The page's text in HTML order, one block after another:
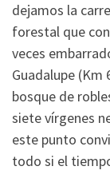
dejamos la
forestal que
veces
Guadalupe (Km
bosque de
siete vírgenes
este punto
todo si el